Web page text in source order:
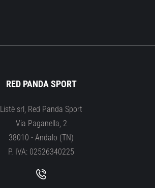
RED PANDA SPORT
Listè srl, Red Panda Sport
Via Paganella, 2
38010 - Andalo (TN)
P. IVA: 02526340225